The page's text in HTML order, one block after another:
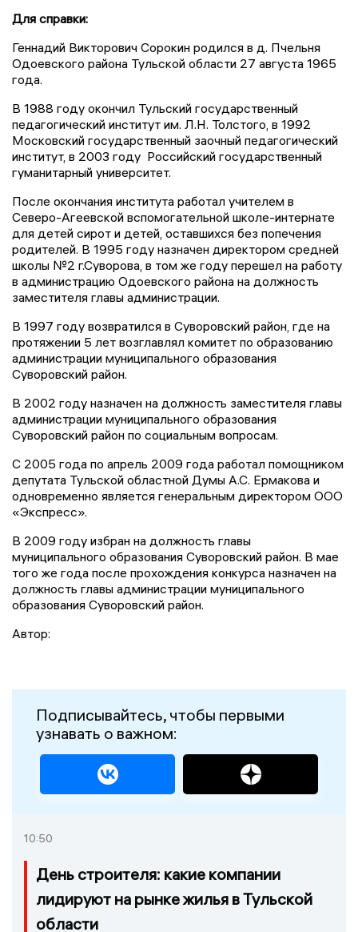
Для справки:
Геннадий Викторович Сорокин родился в д. Пчельня
Одоевского района Тульской области 27 августа 1965
года.
В 1988 году окончил Тульский государственный
педагогический институт им. Л.Н. Толстого, в 1992
Московский государственный заочный педагогический
институт, в 2003 году Российский государственный
гуманитарный университет.
После окончания института работал учителем в
Северо-Агеевской вспомогательной школе-интернате
для детей сирот и детей, оставшихся без попечения
родителей. В 1995 году назначен директором средней
школы №2 г.Суворова, в том же году перешел на работу
в администрацию Одоевского района на должность
заместителя главы администрации.
В 1997 году возвратился в Суворовский район, где на
протяжении 5 лет возглавлял комитет по образованию
администрации муниципального образования
Суворовский район.
В 2002 году назначен на должность заместителя главы
администрации муниципального образования
Суворовский район по социальным вопросам.
С 2005 года по апрель 2009 года работал помощником
депутата Тульской областной Думы А.С. Ермакова и
одновременно является генеральным директором ООО
«Экспресс».
В 2009 году избран на должность главы
муниципального образования Суворовский район. В мае
того же года после прохождения конкурса назначен на
должность главы администрации муниципального
образования Суворовский район.
Автор:
Подписывайтесь, чтобы первыми
узнавать о важном:
10:50
День строителя: какие компании
лидируют на рынке жилья в Тульской
области